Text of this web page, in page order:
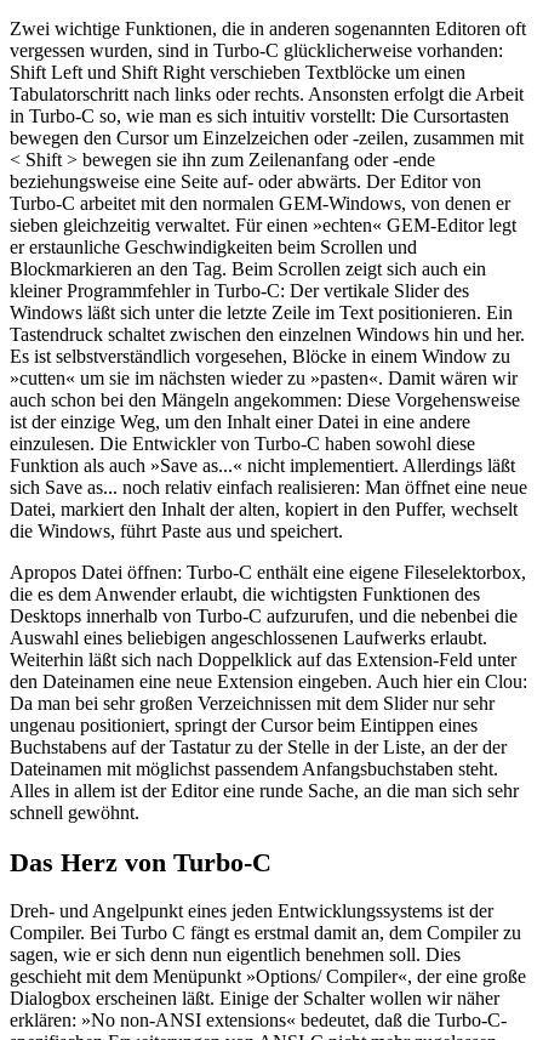
Zwei wichtige Funktionen, die in anderen sogenannten Editoren oft
vergessen wurden, sind in Turbo-C glücklicherweise vorhanden:
Shift Left und Shift Right verschieben Textblöcke um einen
Tabulatorschritt nach links oder rechts. Ansonsten erfolgt die Arbeit
in Turbo-C so, wie man es sich intuitiv vorstellt: Die Cursortasten
bewegen den Cursor um Einzelzeichen oder -zeilen, zusammen mit
< Shift > bewegen sie ihn zum Zeilenanfang oder -ende
beziehungsweise eine Seite auf- oder abwärts. Der Editor von
Turbo-C arbeitet mit den normalen GEM-Windows, von denen er
sieben gleichzeitig verwaltet. Für einen »echten« GEM-Editor legt
er erstaunliche Geschwindigkeiten beim Scrollen und
Blockmarkieren an den Tag. Beim Scrollen zeigt sich auch ein
kleiner Programmfehler in Turbo-C: Der vertikale Slider des
Windows läßt sich unter die letzte Zeile im Text positionieren. Ein
Tastendruck schaltet zwischen den einzelnen Windows hin und her.
Es ist selbstverständlich vorgesehen, Blöcke in einem Window zu
»cutten« um sie im nächsten wieder zu »pasten«. Damit wären wir
auch schon bei den Mängeln angekommen: Diese Vorgehensweise
ist der einzige Weg, um den Inhalt einer Datei in eine andere
einzulesen. Die Entwickler von Turbo-C haben sowohl diese
Funktion als auch »Save as...« nicht implementiert. Allerdings läßt
sich Save as... noch relativ einfach realisieren: Man öffnet eine neue
Datei, markiert den Inhalt der alten, kopiert in den Puffer, wechselt
die Windows, führt Paste aus und speichert.
Apropos Datei öffnen: Turbo-C enthält eine eigene Fileselektorbox,
die es dem Anwender erlaubt, die wichtigsten Funktionen des
Desktops innerhalb von Turbo-C aufzurufen, und die nebenbei die
Auswahl eines beliebigen angeschlossenen Laufwerks erlaubt.
Weiterhin läßt sich nach Doppelklick auf das Extension-Feld unter
den Dateinamen eine neue Extension eingeben. Auch hier ein Clou:
Da man bei sehr großen Verzeichnissen mit dem Slider nur sehr
ungenau positioniert, springt der Cursor beim Eintippen eines
Buchstabens auf der Tastatur zu der Stelle in der Liste, an der der
Dateinamen mit möglichst passendem Anfangsbuchstaben steht.
Alles in allem ist der Editor eine runde Sache, an die man sich sehr
schnell gewöhnt.
Das Herz von Turbo-C
Dreh- und Angelpunkt eines jeden Entwicklungssystems ist der
Compiler. Bei Turbo C fängt es erstmal damit an, dem Compiler zu
sagen, wie er sich denn nun eigentlich benehmen soll. Dies
geschieht mit dem Menüpunkt »Options/ Compiler«, der eine große
Dialogbox erscheinen läßt. Einige der Schalter wollen wir näher
erklären: »No non-ANSI extensions« bedeutet, daß die Turbo-C-